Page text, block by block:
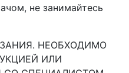
не занимайтесь
НЕОБХОДИМО
ИЛИ